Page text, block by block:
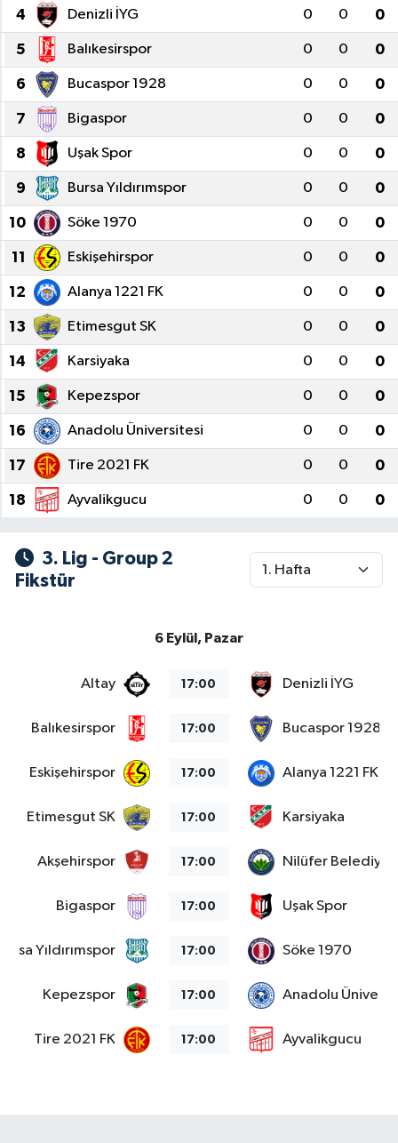
4 Denizli İYG 0 0 0
5 Balıkesirspor 0 0 0
6 Bucaspor 1928 0 0 0
7 Bigaspor 0 0 0
8 Uşak Spor 0 0 0
9 Bursa Yıldırımspor 0 0 0
10 Söke 1970 0 0 0
11 Eskişehirspor 0 0 0
12 Alanya 1221 FK 0 0 0
13 Etimesgut SK 0 0 0
14 Karsiyaka 0 0 0
15 Kepezspor 0 0 0
16 Anadolu Üniversitesi 0 0 0
17 Tire 2021 FK 0 0 0
18 Ayvalikgucu 0 0 0
3. Lig - Group 2
Fikstür
6 Eylül, Pazar
Altay 17:00 Denizli İYG
Balıkesirspor 17:00 Bucaspor 1928
Eskişehirspor 17:00 Alanya 1221 FK
Etimesgut SK 17:00 Karsiyaka
Akşehirspor 17:00 Nilüfer Belediye
Bigaspor 17:00 Uşak Spor
Yıldırımspor 17:00 Söke 1970
Kepezspor 17:00 Anadolu
Tire 2021 FK 17:00 Ayvalikgucu